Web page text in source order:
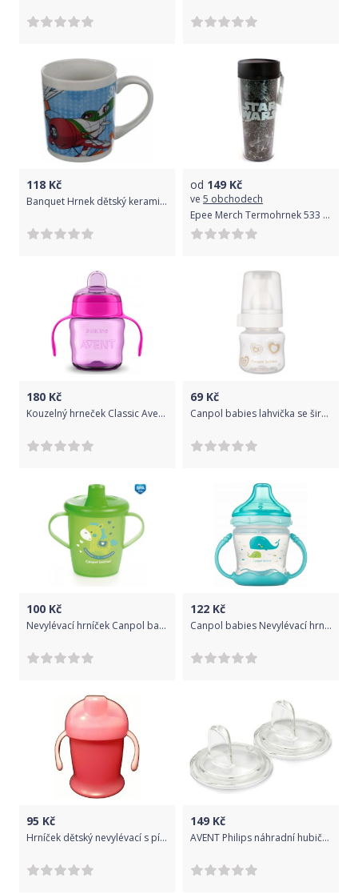
118 Kč
Banquet Hrnek dětský keramický PLANES 200 ml, v dárkovém boxu
od 149 Kč
ve 5 obchodech
Epee Merch Termohrnek 533 ml Star Wars
180 Kč
Kouzelný hrneček Classic Avent 200 ml dívka, Růžová
69 Kč
Canpol babies lahvička se širokým hrdlem New born Baby, 60ml - béžová
100 Kč
Nevylévací hrníček Canpol babies TOYS 250 ml zelený
122 Kč
Canpol babies Nevylévací hrníček Sweet Fun - Love sea- modrý
95 Kč
Hrníček dětský nevylévací s pítkem - JEDNOBAREVNÝ růžový - 250ml
149 Kč
AVENT Philips náhradní hubičky pro první doušky Classic 2 ks